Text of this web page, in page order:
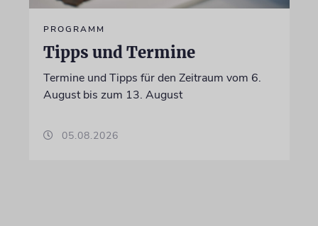
PROGRAMM
Tipps und Termine
Termine und Tipps für den Zeitraum vom 6.
August bis zum 13. August
05.08.2026